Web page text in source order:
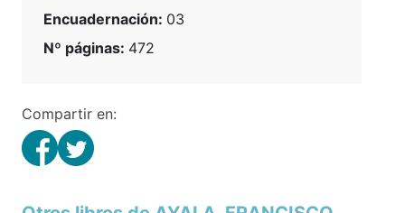
Encuadernación: 03
Nº páginas: 472
Compartir en: